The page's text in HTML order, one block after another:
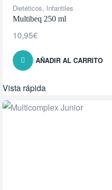
Dietéticos, Infantiles
Multibeq 250 ml
10,95€
AÑADIR AL CARRITO
Vista rápida